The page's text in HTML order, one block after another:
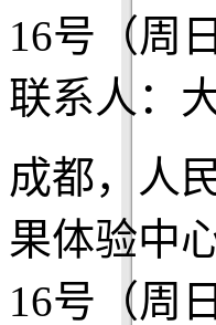
16号（周
联系人：
成都，人
果体验中心
16号（周